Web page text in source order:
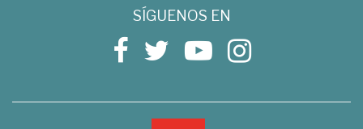
SÍGUENOS EN